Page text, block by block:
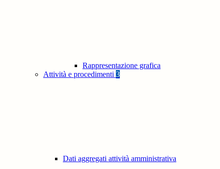
Rappresentazione grafica
Attività e procedimenti 3
Dati aggregati attività amministrativa